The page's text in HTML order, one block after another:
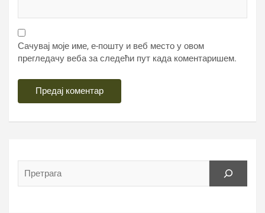
Сачувај моје име, е-пошту и веб место у овом
прегледачу веба за следећи пут када коментаришем.